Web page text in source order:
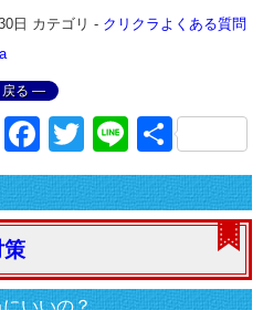
Facebook
Twitter
Line共
有
日 カテゴリ - クリクラよくある質問
る ―
策
いいの？